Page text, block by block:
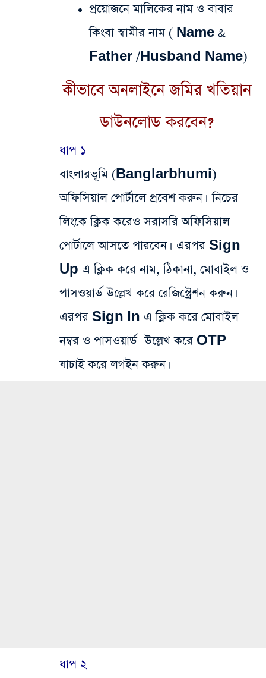
প্রয়োজনে মালিকের নাম ও বাবার
কিংবা স্বামীর নাম ( Name &
Father /Husband Name)
কীভাবে অনলাইনে জমির খতিয়ান
ডাউনলোড করবেন?
ধাপ ১
বাংলারভূমি (Banglarbhumi)
অফিসিয়াল পোর্টালে প্রবেশ করুন। নিচের
লিংকে ক্লিক করেও সরাসরি অফিসিয়াল
পোর্টালে আসতে পারবেন। এরপর Sign
Up এ ক্লিক করে নাম, ঠিকানা, মোবাইল ও
পাসওয়ার্ড উল্লেখ করে রেজিস্ট্রেশন করুন।
এরপর Sign In এ ক্লিক করে মোবাইল
নম্বর ও পাসওয়ার্ড উল্লেখ করে OTP
যাচাই করে লগইন করুন।
ধাপ ২